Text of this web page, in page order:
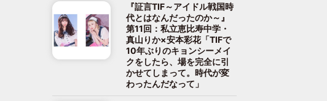
『証言TIF～アイドル戦国時
代とはなんだったのか～』
第11回：私立恵比寿中学・
真山りか×安本彩花「TIFで
10年ぶりのキョンシーメイ
クをしたら、場を完全に引
かせてしまって。時代が変
わったんだなって」